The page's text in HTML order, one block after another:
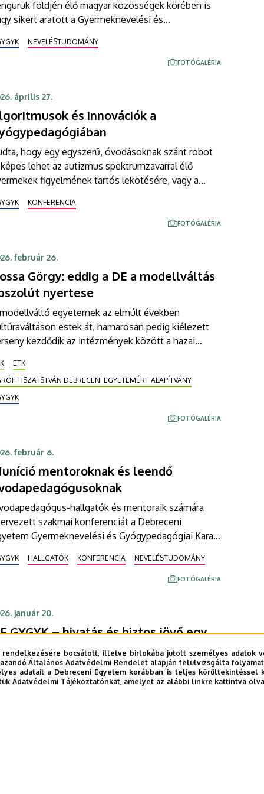
földjén élő magyar közösségek körében is
sikert aratott a Gyermeknevelési és
Pálfi Sándor a játékpedagógia, a diaszpóra
és a mesterséges intelligencia
eredményeiket, megalapozva ezzel több
távol-keleti tudományos együttműködést.
NEVELÉSTUDOMÁNY
FOTÓGALÉRIA
április 27.
és innovációk a
hogy egy egyszerű, óvodásoknak szánt robot
lehet az autizmus spektrumzavarral élő
figyelmének tartós lekötésére, vagy a
a modern technológia ma már a gyógypedagógiai
meghatározó eleme. Ezekről az innovatív
Nemzetközi Interdiszciplináris
Gyógypedagógiai Karán (DE GYGYK).
KONFERENCIA
FOTÓGALÉRIA
február 26.
Görgy: eddig a DE a modellváltás
nyertese
egyetemek az elmúlt években
estek át, hamarosan pedig kiélezett
kezdődik az intézmények között a hazai
valamint a Gyermeknevelési és
Karon tett látogatásán Kossa
A fenntartó Gróf Tisza István Debreceni
Alapítvány kuratóriumának elnöke szerint
Debreceni Egyetem minden tekintetben éllovasnak
ETK
TISZA ISTVÁN DEBRECENI EGYETEMÉRT ALAPÍTVÁNY
FOTÓGALÉRIA
február 6.
mentoroknak és leendő
hallgatók és mentoraik számára
szakmai konferenciát a Debreceni
Gyermeknevelési és Gyógypedagógiai Kara.
és mutattak be óvodai neveléshez
módszertani újdonságokat a mozgásos
HALLGATÓK KONFERENCIA NEVELÉSTUDOMÁNY
FOTÓGALÉRIA
január 20.
GYGYK – hivatás és biztos jövő egy
, szociál- és gyógypedagógia, csecsemő- és
romológia – képzések, melyek
bocsátott, illetve birtokába jutott személyes adatok
Általános Adatvédelmi Rendelet alapján felülvizsgálta
adatait a Debreceni Egyetem korábban is teljes
Adatvédelmi Tájékoztatónkat, amelyet az alábbi linkre kattintva